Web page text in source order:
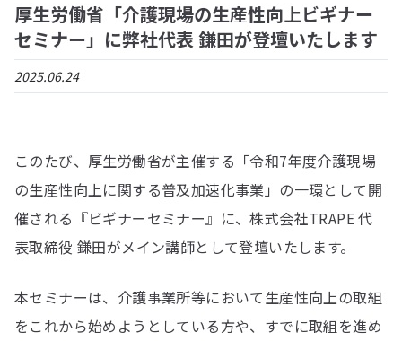
厚生労働省「介護現場の生産性向上ビギナー
セミナー」に弊社代表 鎌田が登壇いたします
2025.06.24
このたび、厚生労働省が主催する「令和7年度介護現場
の生産性向上に関する普及加速化事業」の一環として開
催される『ビギナーセミナー』に、株式会社TRAPE 代
表取締役 鎌田がメイン講師として登壇いたします。
本セミナーは、介護事業所等において生産性向上の取組
をこれから始めようとしている方や、すでに取組を進め